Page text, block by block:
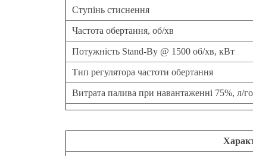
Ступінь стиснення
Частота обертання, об/хв
Потужність Stand-By @ 1500 об/хв, кВт
Тип регулятора частоти обертання
Витрата палива при навантаженні 75%, л/